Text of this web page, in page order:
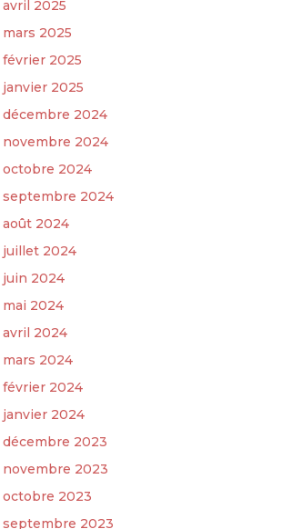
avril 2025
mars 2025
février 2025
janvier 2025
décembre 2024
novembre 2024
octobre 2024
septembre 2024
août 2024
juillet 2024
juin 2024
mai 2024
avril 2024
mars 2024
février 2024
janvier 2024
décembre 2023
novembre 2023
octobre 2023
septembre 2023